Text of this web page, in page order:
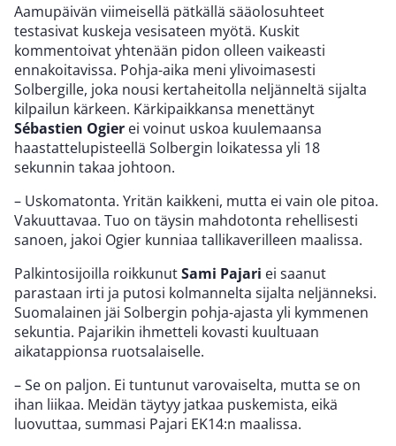
Aamupäivän viimeisellä pätkällä sääolosuhteet
testasivat kuskeja vesisateen myötä. Kuskit
kommentoivat yhtenään pidon olleen vaikeasti
ennakoitavissa. Pohja-aika meni ylivoimasesti
Solbergille, joka nousi kertaheitolla neljänneltä sijalta
kilpailun kärkeen. Kärkipaikkansa menettänyt
Sébastien Ogier ei voinut uskoa kuulemaansa
haastattelupisteellä Solbergin loikatessa yli 18
sekunnin takaa johtoon.
– Uskomatonta. Yritän kaikkeni, mutta ei vain ole pitoa.
Vakuuttavaa. Tuo on täysin mahdotonta rehellisesti
sanoen, jakoi Ogier kunniaa tallikaverilleen maalissa.
Palkintosijoilla roikkunutSami Pajari ei saanut
parastaan irti ja putosi kolmannelta sijalta neljänneksi.
Suomalainen jäi Solbergin pohja-ajasta yli kymmenen
sekuntia. Pajarikin ihmetteli kovasti kuultuaan
aikatappionsa ruotsalaiselle.
– Se on paljon. Ei tuntunut varovaiselta, mutta se on
ihan liikaa. Meidän täytyy jatkaa puskemista, eikä
luovuttaa, summasi Pajari EK14:n maalissa.